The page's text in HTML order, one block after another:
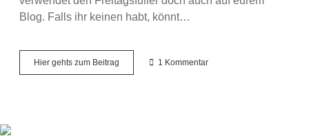
Blog. Falls ihr keinen habt, könnt…
Hier gehts zum Beitrag Freitagsfüller
#7
1 Kommentar